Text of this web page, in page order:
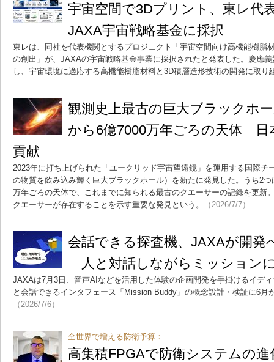
宇宙空間で3Dプリント、東レ代
JAXA宇宙戦略基金に採択
東レは、同社を代表機関とするプロジェクト「宇宙空間向け高機能樹脂
の創出」が、JAXAの宇宙戦略基金事業に採択されたと発表した。慶應
し、宇宙環境に適応する高機能樹脂材料と3D積層造形技術の開発に取り
観測史上最古の巨大ブラックホ
から6億7000万年ごろの天体 日
貢献
2023年に打ち上げられた「ユークリッド宇宙望遠鏡」を運用する国際チ
の物質を飲み込み輝く巨大ブラックホール）を新たに発見した。うち2
万年ごろの天体で、これまでに知られる最古のクエーサーの記録を更新
クエーサーが存在することを示す重要な発見という。
（2026/7/7）
会話できる探査機、JAXAが開
「人と対話しながらミッション
JAXAは7月3日、音声AIなどを活用した体験の企画開発を手掛けるイデ
と会話できるインタフェース「Mission Buddy」の概念設計・検証に6月
（2026/7/6）
全世界で増える防衛予算：
高集積FPGAで防衛システムの